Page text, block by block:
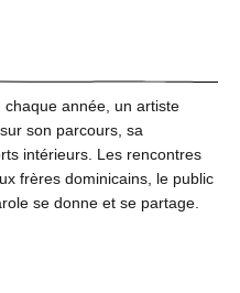
année, un artiste
son parcours, sa
intérieurs. Les rencontres
frères dominicains, le public
se donne et se partage.